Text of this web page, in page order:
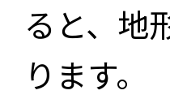
ると、地
ります。